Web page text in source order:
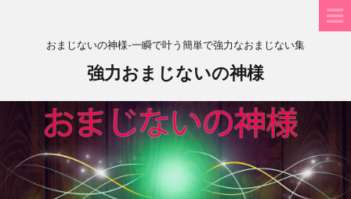
おまじないの神様-一瞬で叶う簡単で強力なおまじない集
強力おまじないの神様